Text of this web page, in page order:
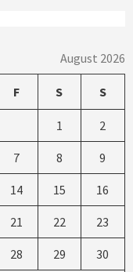
August 2026
F S S
1 2
7 8 9
14 15 16
21 22 23
28 29 30